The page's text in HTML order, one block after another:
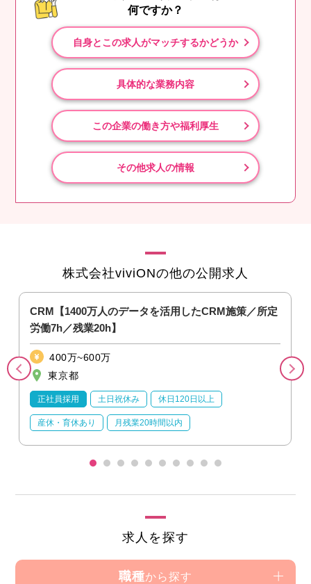
何ですか？
自身とこの求人がマッチするかどうか
具体的な業務内容
この企業の働き方や福利厚生
その他求人の情報
株式会社viviONの他の公開求人
CRM【1400万人のデータを活用したCRM施策／所定
労働7h／残業20h】
400万~600万
東京都
正社員採用 土日祝休み 休日120日以上
産休・育休あり 月残業20時間以内
求人を探す
職種から探す